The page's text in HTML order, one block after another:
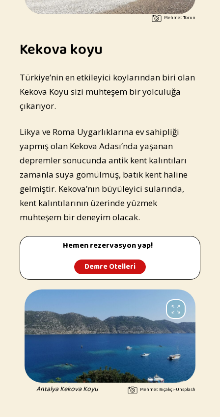
Mehmet Torun
Kekova koyu
Türkiye’nin en etkileyici koylarından biri olan
Kekova Koyu sizi muhteşem bir yolculuğa
çıkarıyor.
Likya ve Roma Uygarlıklarına ev sahipliği
yapmış olan Kekova Adası’nda yaşanan
depremler sonucunda antik kent kalıntıları
zamanla suya gömülmüş, batık kent haline
gelmiştir. Kekova’nın büyüleyici sularında,
kent kalıntılarının üzerinde yüzmek
muhteşem bir deneyim olacak.
Hemen rezervasyon yap!
Demre Otelleri
Antalya Kekova Koyu Mehmet Bıçakçı-Unsplash